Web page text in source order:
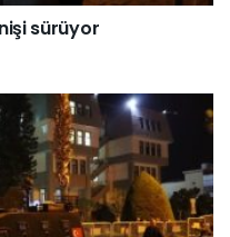
sürüyor